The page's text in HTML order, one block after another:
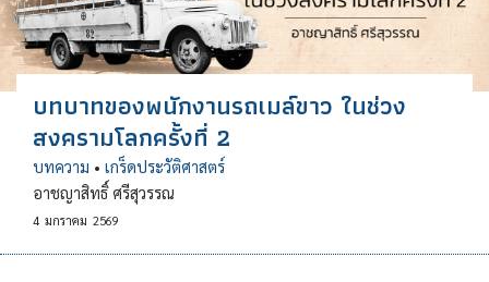
บทบาทของพนักงานรถเมล์ขาว ในช่วง
สงครามโลกครั้งที่ 2
บทความ • เกร็ดประวัติศาสตร์
อาชญาสิทธิ์ ศรีสุวรรณ
4 มกราคม 2569